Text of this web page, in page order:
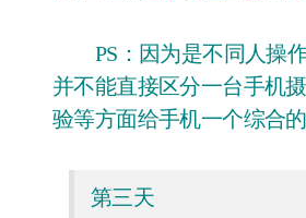
PS：因为是不同人操作
并不能直接区分一台手机
验等方面给手机一个综合
第三天